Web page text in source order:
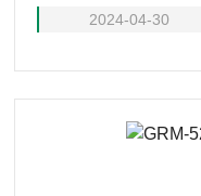
2024-04-30